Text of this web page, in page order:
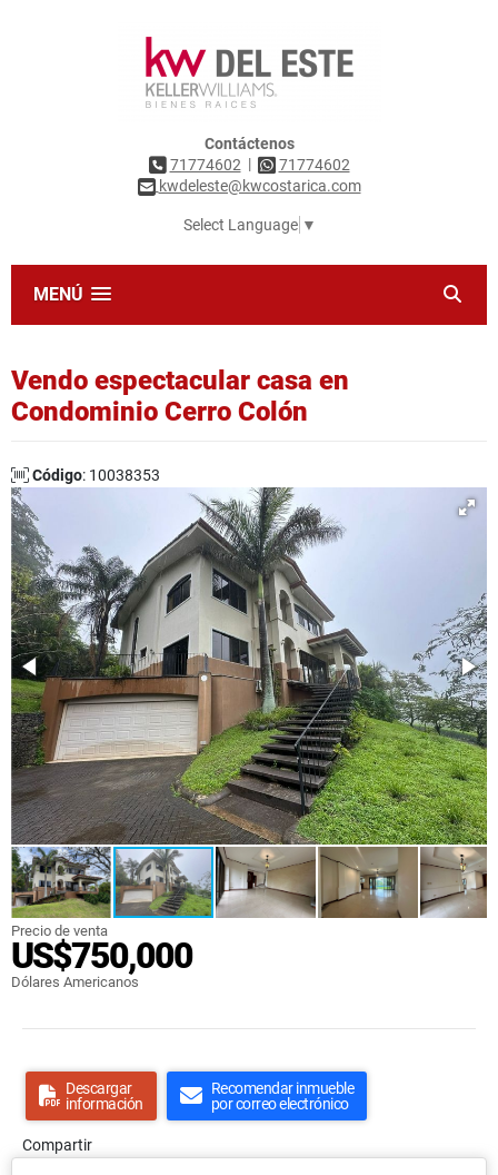
Contáctenos
71774602 |
71774602
kwdeleste@kwcostarica.com
Select Language ▼
MENÚ
Vendo espectacular casa en
Condominio Cerro Colón
Código: 10038353
Precio de venta
US$750,000
Dólares Americanos
Descargar
información
Recomendar inmueble
por correo electrónico
Compartir